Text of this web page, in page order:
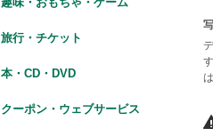
旅行・チケット
本・CD・DVD
クーポン・ウェブサービス